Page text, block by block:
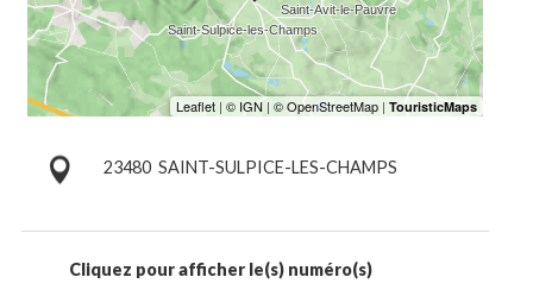
23480 SAINT-SULPICE-LES-CHAMPS
Cliquez pour afficher le(s) numéro(s)